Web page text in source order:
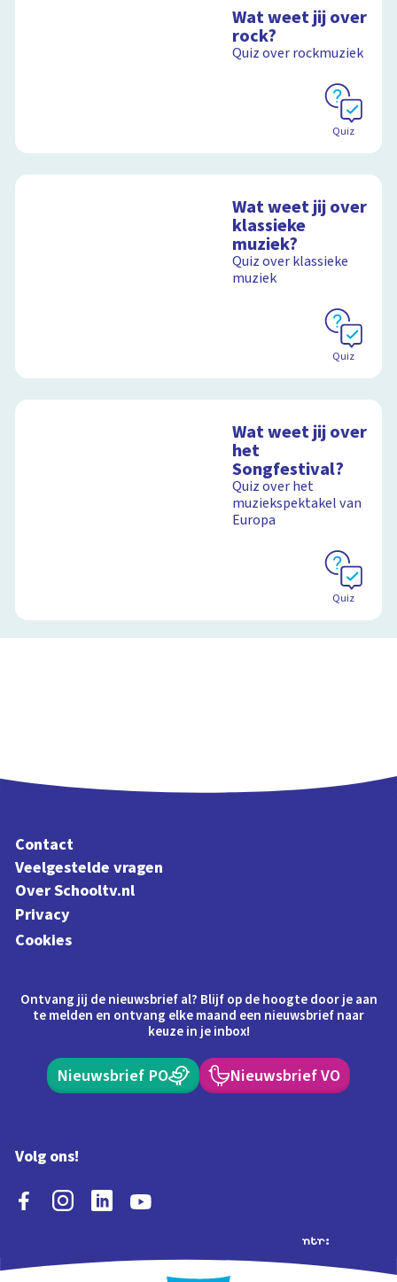
thematitels
Schoolplaat
Wat weet jij over
rock?
Quiz over rockmuziek
Quiz
Wat weet jij over
klassieke
muziek?
Quiz over klassieke
muziek
Quiz
Wat weet jij over
het
Songfestival?
Quiz over het
muziekspektakel van
Europa
Quiz
Contact
Veelgestelde vragen
Over Schooltv.nl
Privacy
Cookies
Ontvang jij de nieuwsbrief al? Blijf op de hoogte door je aan
te melden en ontvang elke maand een nieuwsbrief naar
keuze in je inbox!
Nieuwsbrief PO Nieuwsbrief VO
Volg ons!